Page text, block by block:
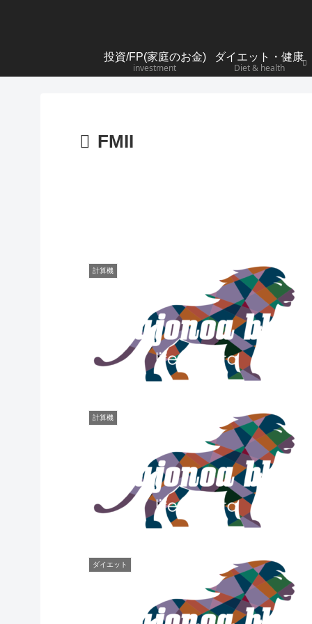
投資/FP(家庭のお金)
investment
ダイエット・健康
Diet & health
FMII
計算機
計算機
ダイエット